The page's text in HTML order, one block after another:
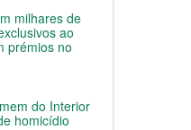
milhares de
ao
prémios no
do Interior
homicídio